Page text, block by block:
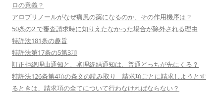
ロの意義？
アロプリノールがなぜ痛風の薬になるのか、その作用機序は？
50条の2 で審査請求時に知りえたなかった場合が除外される理由
特許法181条の趣旨
特許法第17条の5第3項
訂正拒絶理由通知と、審理終結通知は、普通どっちが先にくる？
特許法126条第4項の条文の読み取り 請求項ごとに請求しようとす
るときは、請求項の全てについて行わなければならない？